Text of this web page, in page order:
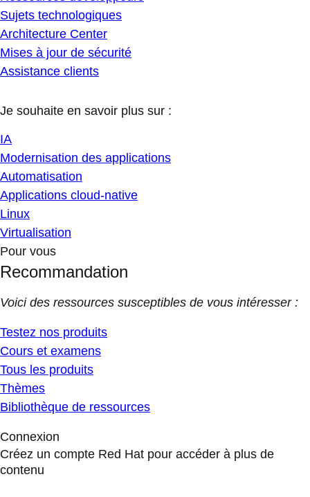
Sujets technologiques
Architecture Center
Mises à jour de sécurité
Assistance clients
Je souhaite en savoir plus sur :
IA
Modernisation des applications
Automatisation
Applications cloud-native
Linux
Virtualisation
Pour vous
Recommandation
Voici des ressources susceptibles de vous intéresser :
Testez nos produits
Cours et examens
Tous les produits
Thèmes
Bibliothèque de ressources
Connexion
Créez un compte Red Hat pour accéder à plus de
contenu